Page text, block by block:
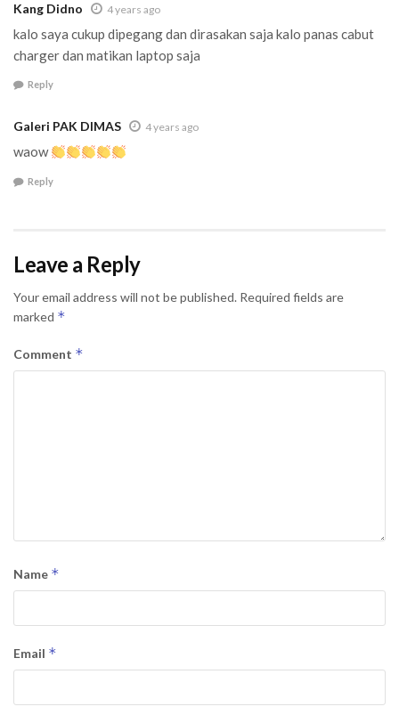
Kang Didno 4 years ago
kalo saya cukup dipegang dan dirasakan saja kalo panas cabut
charger dan matikan laptop saja
Reply
Galeri PAK DIMAS 4 years ago
waow
Reply
Leave a Reply
Your email address will not be published. Required fields are
marked *
Comment *
Name *
Email *